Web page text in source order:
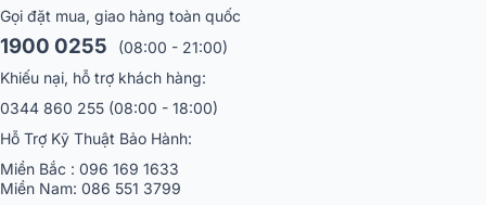
kế gọn nhẹ và khả năng tái tạo âm thanh đa dạng.
không đủ sâu để đáp ứng các thể loại nhạc đòi hỏi bass mạnh như
EDM. Nếu bạn cần loa cho các sự kiện chuyên nghiệp quy mô lớn,
bạn nên cân nhắc các dòng loa công suất cao hơn hoặc bổ sung
Gọi đặt mua, giao hàng toàn quốc
1900 0255
(08:00 - 21:00)
Khiếu nại, hỗ trợ khách hàng:
0344 860 255 (08:00 - 18:00)
Hỗ Trợ Kỹ Thuật Bảo Hành:
Miền Bắc : 096 169 1633
Miền Nam: 086 551 3799